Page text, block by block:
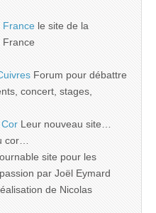
France le site de la
France
Forum pour débattre
concert, stages,
Leur nouveau site…
cor…
site pour les
par Joël Eymard
de Nicolas